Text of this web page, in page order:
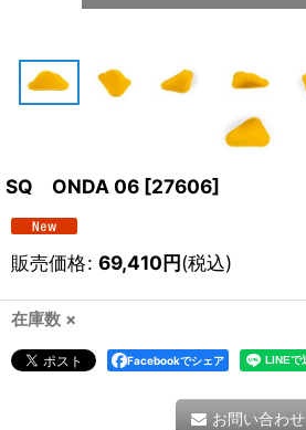
SQ ONDA 06 [27606]
販売価格: 69,410円(税込)
在庫数 ×
Facebookでシェア
お問い合わせ